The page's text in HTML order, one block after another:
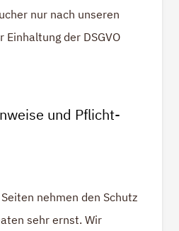
nur nach unseren
Einhaltung der DSGVO
und Pflicht­
nehmen den Schutz
sehr ernst. Wir